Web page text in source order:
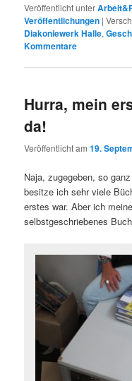
Veröffentlicht unter
Veröffentlichungen |
Diakoniewerk Halle,
Kommentare
Hurra, mein
da!
Veröffentlicht am19.
Naja, zugegeben, so
besitze ich sehr viele
erstes war. Aber ich
selbstgeschriebenes